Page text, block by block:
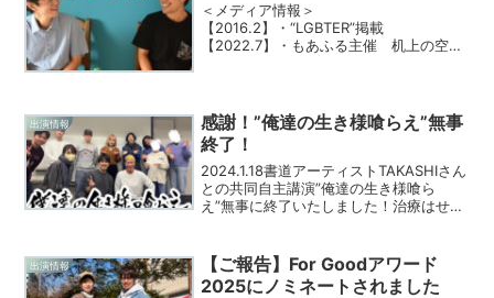
＜メディア情報＞
【2016.2】・“LGBTER”掲載
【2022.7】・もあふる主催 机上の空論
ベント登壇【2023.6】...
出演情報
感謝！”俺達の生き様喰らえ”無事
終了！
2024.1.18書道アーティストTAKASHIさん
との共同自主講演”俺達の生き様喰ら
え”無事に終了いたしました！治療はせ
んと治療することを選択し、パパになっ
た...
出演情報
【ご報告】For Goodアワード
2025にノミネートされました